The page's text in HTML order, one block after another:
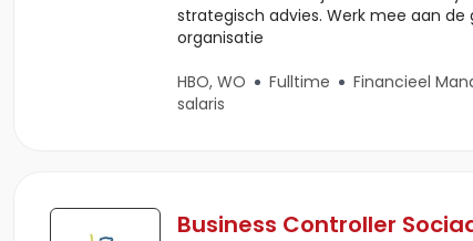
strategisch advies. Werk mee aan
organisatie
HBO, WO
Fulltime Financieel
salaris
Business Controller